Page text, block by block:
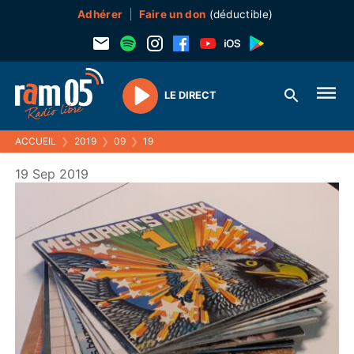
Adhérer Faire un don (déductible)
Play
LE DIRECT
ACCUEIL ❯ 2019 ❯ 09 ❯ 19
19 Sep 2019